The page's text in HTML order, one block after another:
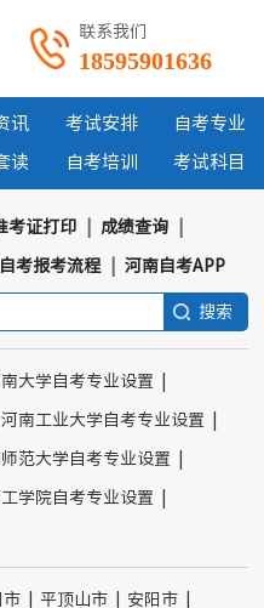
联系我们
18595901636
讯 考试安排 自考专业
读 自考培训 考试科目
考证打印 成绩查询
自考报考流程 河南自考APP
大学自考专业设置
河南工业大学自考专业设置
范大学自考专业设置
学院自考专业设置
市 平顶山市 安阳市